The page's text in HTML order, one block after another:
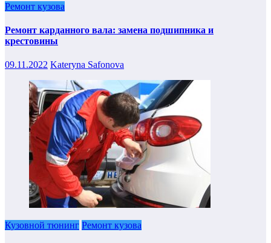
Ремонт кузова
Ремонт карданного вала: замена подшипника и
крестовины
09.11.2022 Kateryna Safonova
Кузовной тюнинг Ремонт кузова